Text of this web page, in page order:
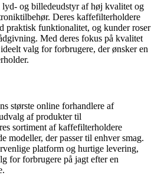
og billedeudstyr af høj kvalitet og
Deres kaffefilterholdere
praktisk funktionalitet, og kunder roser
Med deres fokus på kvalitet
valg for forbrugere, der ønsker en
største online forhandlere af
af produkter til
sortiment af kaffefilterholdere
modeller, der passer til enhver smag.
platform og hurtige levering,
for forbrugere på jagt efter en